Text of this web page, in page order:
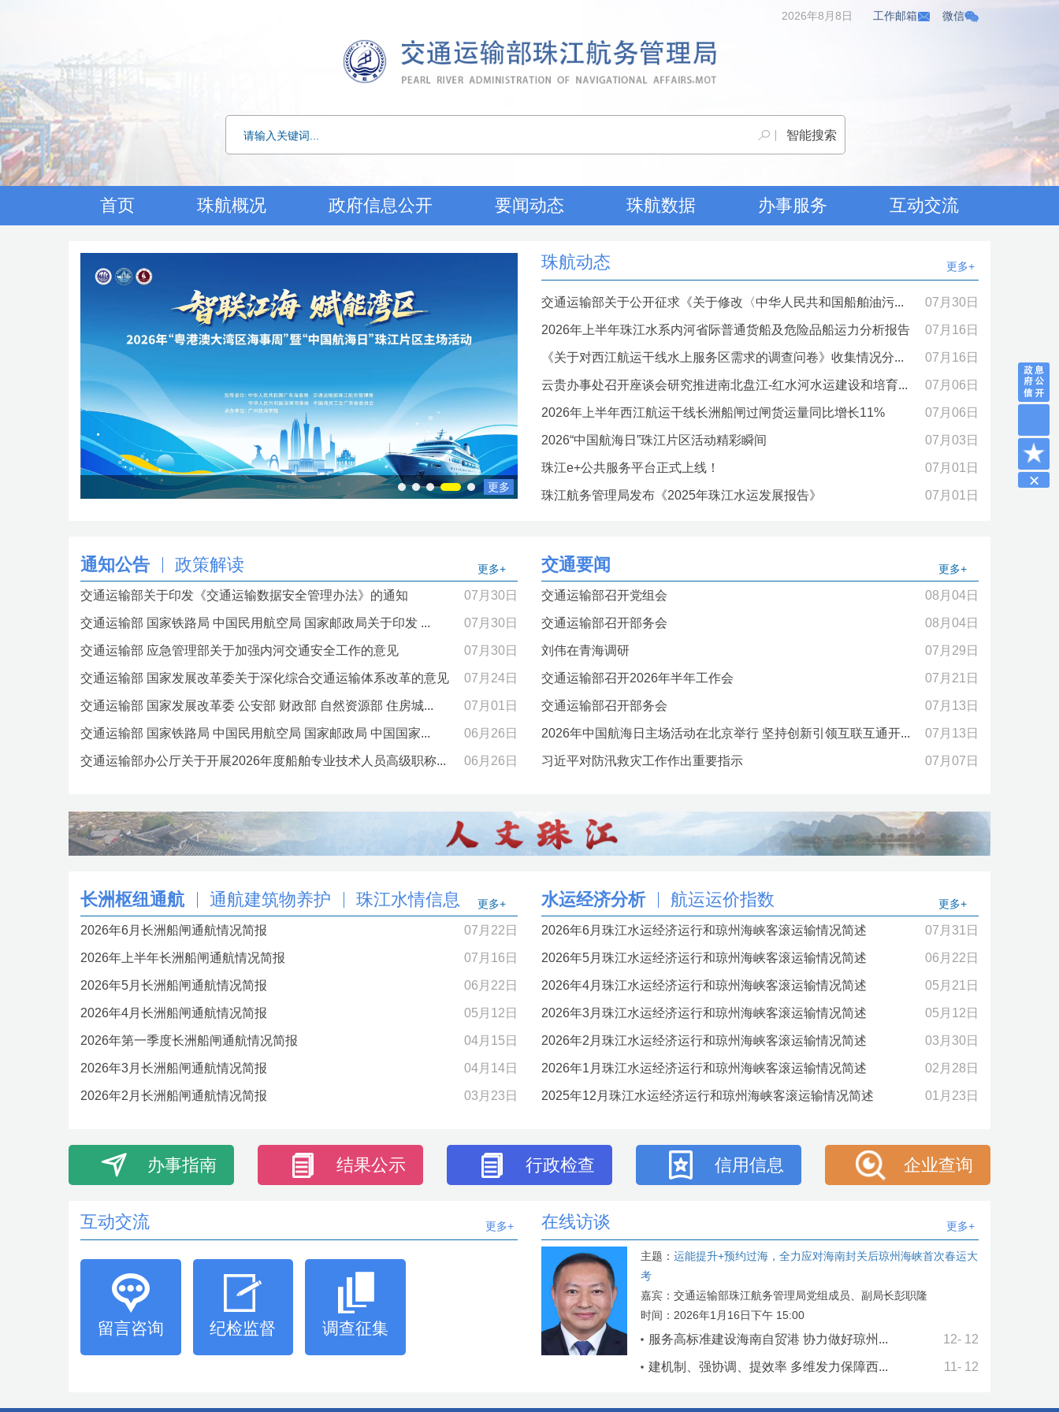
2026年8月8日 工作邮箱 微信
首页 珠航概况 政府信息公开 要闻动态 珠航数据 办事服务 互动交流
更多
1 2 3 4 5
珠航动态 更多+
07月30日
交通运输部关于公开征求《关于修改〈中华人民共和国船舶油污...
07月16日
2026年上半年珠江水系内河省际普通货船及危险品船运力分析报告
07月16日
《关于对西江航运干线水上服务区需求的调查问卷》收集情况分...
07月06日
云贵办事处召开座谈会研究推进南北盘江-红水河水运建设和培育...
07月06日
2026年上半年西江航运干线长洲船闸过闸货运量同比增长11%
07月03日
2026“中国航海日”珠江片区活动精彩瞬间
07月01日
珠江e+公共服务平台正式上线！
07月01日
珠江航务管理局发布《2025年珠江水运发展报告》
通知公告 更多+
政策解读
07月30日
交通运输部关于印发《交通运输数据安全管理办法》的通知
07月30日
交通运输部 国家铁路局 中国民用航空局 国家邮政局关于印发 ...
07月30日
交通运输部 应急管理部关于加强内河交通安全工作的意见
07月24日
交通运输部 国家发展改革委关于深化综合交通运输体系改革的意见
07月01日
交通运输部 国家发展改革委 公安部 财政部 自然资源部 住房城...
06月26日
交通运输部 国家铁路局 中国民用航空局 国家邮政局 中国国家...
06月26日
交通运输部办公厅关于开展2026年度船舶专业技术人员高级职称...
交通要闻 更多+
08月04日
交通运输部召开党组会
08月04日
交通运输部召开部务会
07月29日
刘伟在青海调研
07月21日
交通运输部召开2026年半年工作会
07月13日
交通运输部召开部务会
07月13日
2026年中国航海日主场活动在北京举行 坚持创新引领互联互通开...
07月07日
习近平对防汛救灾工作作出重要指示
长洲枢纽通航 更多+
通航建筑物养护 珠江水情信息
07月22日
2026年6月长洲船闸通航情况简报
07月16日
2026年上半年长洲船闸通航情况简报
06月22日
2026年5月长洲船闸通航情况简报
05月12日
2026年4月长洲船闸通航情况简报
04月15日
2026年第一季度长洲船闸通航情况简报
04月14日
2026年3月长洲船闸通航情况简报
03月23日
2026年2月长洲船闸通航情况简报
水运经济分析 更多+
航运运价指数
07月31日
2026年6月珠江水运经济运行和琼州海峡客滚运输情况简述
06月22日
2026年5月珠江水运经济运行和琼州海峡客滚运输情况简述
05月21日
2026年4月珠江水运经济运行和琼州海峡客滚运输情况简述
05月12日
2026年3月珠江水运经济运行和琼州海峡客滚运输情况简述
03月30日
2026年2月珠江水运经济运行和琼州海峡客滚运输情况简述
02月28日
2026年1月珠江水运经济运行和琼州海峡客滚运输情况简述
01月23日
2025年12月珠江水运经济运行和琼州海峡客滚运输情况简述
办事指南 结果公示 行政检查 信用信息 企业查询
互动交流 更多+
留言咨询 纪检监督 调查征集
在线访谈 更多+
主题： 运能提升+预约过海，全力应对海南封关后琼州海峡首次春运大
考
嘉宾：交通运输部珠江航务管理局党组成员、副局长彭职隆
时间：2026年1月16日下午 15:00
服务高标准建设海南自贸港 协力做好琼州... 12- 12
建机制、强协调、提效率 多维发力保障西... 11- 12